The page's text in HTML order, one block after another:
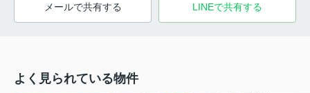
メールで共有する LINEで共有する
よく見られている物件